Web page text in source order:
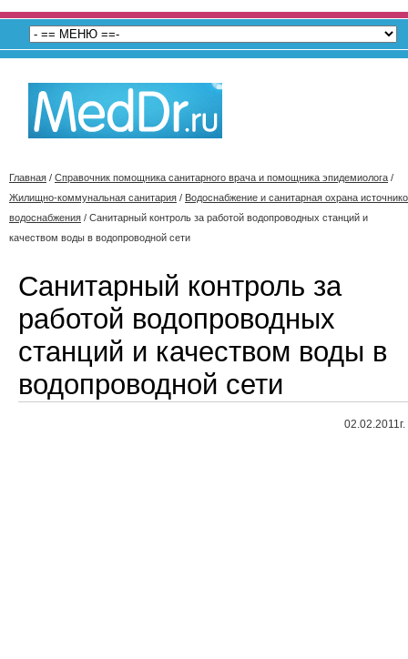
Главная / Справочник помощника санитарного врача и помощника эпидемиолога /
Жилищно-коммунальная санитария / Водоснабжение и санитарная охрана
водоснабжения / Санитарный контроль за работой водопроводных станций и
качеством воды в водопроводной сети
Санитарный контроль за
работой водопроводных
станций и качеством воды в
водопроводной сети
02.02.2011г.